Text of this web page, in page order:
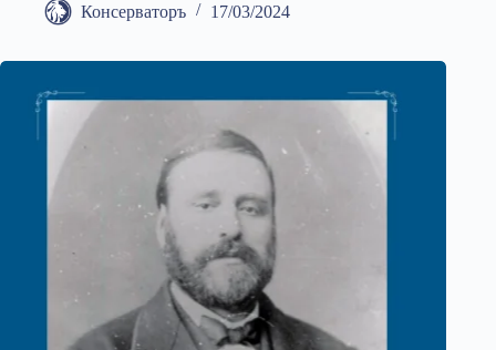
Консерваторъ 17/03/2024